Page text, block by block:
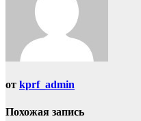
от kprf_admin
Похожая запись